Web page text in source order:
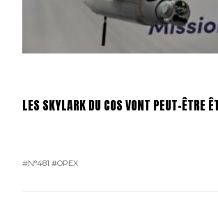
LES SKYLARK DU COS VONT PEUT-ÊTRE
#N°481 #OPEX